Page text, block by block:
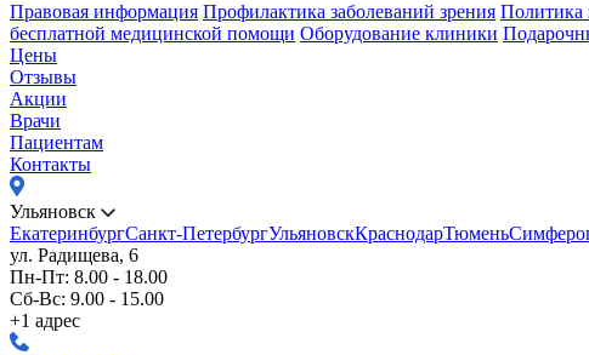
Правовая информация Профилактика заболеваний зрения Политика
бесплатной медицинской помощи Оборудование клиники
Цены
Отзывы
Акции
Врачи
Пациентам
Контакты
Ульяновск
ЕкатеринбургСанкт-ПетербургУльяновскКраснодарТюмень
ул. Радищева, 6
Пн-Пт: 8.00 - 18.00
Сб-Вс: 9.00 - 15.00
+1 адрес